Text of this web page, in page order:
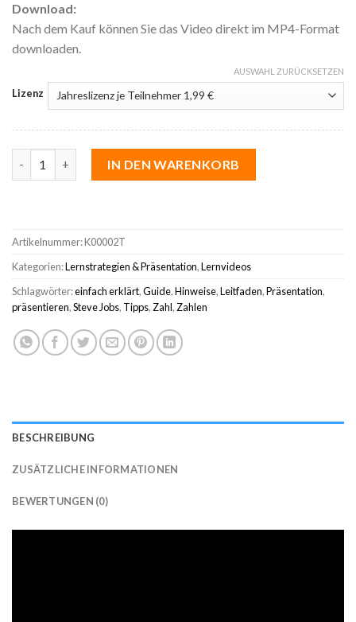
Download:
Nach dem Kauf können Sie das Video direkt im MP4-Format
downloaden.
Lizenz
AUSWAHL ZURÜCKSETZEN
IN DEN WARENKORB
Artikelnummer:K00002T
Kategorien:Lernstrategien & Präsentation,Lernvideos
Schlagwörter:einfach erklärt,Guide,Hinweise,Leitfaden,Präsentation,
präsentieren,Steve Jobs, Tipps, Zahl, Zahlen
BESCHREIBUNG
ZUSÄTZLICHE INFORMATIONEN
BEWERTUNGEN (0)